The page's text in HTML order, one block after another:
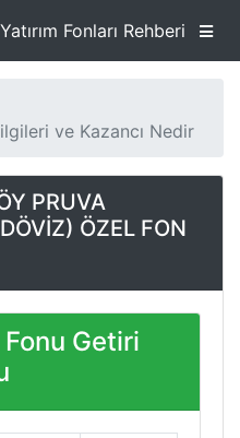
Yatırım Fonları Rehberi
ve Kazancı Nedir
PRUVA
ÖZEL FON
Fonu Getiri